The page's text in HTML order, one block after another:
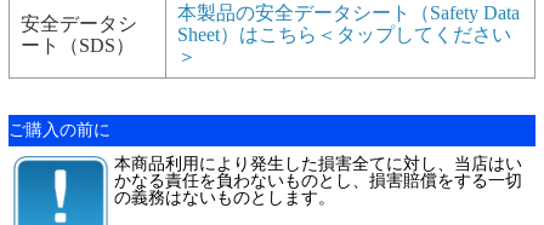
安全データシ
ート（SDS）
本製品の安全データシート（Safety Data
Sheet）はこちら＜タップしてください
＞
ご購入の前に
本商品利用により発生した損害全てに対し、当店はい
かなる責任を負わないものとし、損害賠償をする一切
の義務はないものとします。